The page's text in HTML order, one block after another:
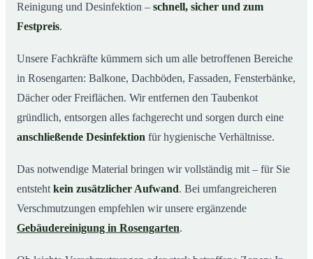
Reinigung und Desinfektion – schnell, sicher und zum
Festpreis.
Unsere Fachkräfte kümmern sich um alle betroffenen Bereiche
in Rosengarten: Balkone, Dachböden, Fassaden, Fensterbänke,
Dächer oder Freiflächen. Wir entfernen den Taubenkot
gründlich, entsorgen alles fachgerecht und sorgen durch eine
anschließende Desinfektion für hygienische Verhältnisse.
Das notwendige Material bringen wir vollständig mit – für Sie
entsteht kein zusätzlicher Aufwand. Bei umfangreicheren
Verschmutzungen empfehlen wir unsere ergänzende
Gebäudereinigung in Rosengarten.